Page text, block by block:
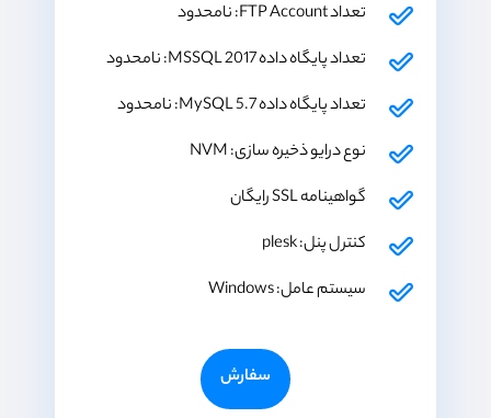
تعداد FTP Account: نامحدود
تعداد پایگاه داده MSSQL 2017: نامحدود
تعداد پایگاه داده MySQL 5.7: نامحدود
نوع درایو ذخیره سازی: NVM
گواهینامه SSL رایگان
کنترل پنل: plesk
سیستم عامل: Windows
سفارش